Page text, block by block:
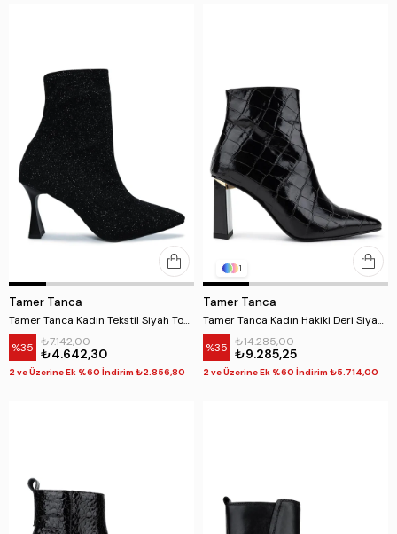
Tamer Tanca
Tamer Tanca Kadın Tekstil Siyah Topuklu Bot
%35 ₺4.642,30
₺7.142,00
2 ve Üzerine Ek %60 İndirim ₺2.856,80
1
Tamer Tanca
Tamer Tanca Kadın Hakiki Deri Siyah Kroko Topuklu Bot
%35 ₺9.285,25
₺14.285,00
2 ve Üzerine Ek %60 İndirim ₺5.714,00